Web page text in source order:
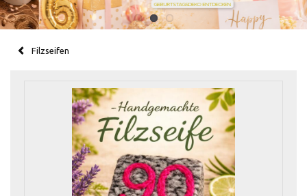
GEBURTSTAGSDEKO ENTDECKEN
Filzseifen